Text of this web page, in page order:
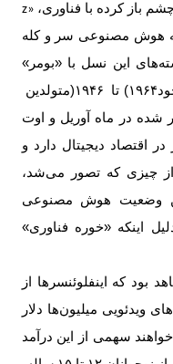
چشم باز کرده با فناوری،
هوش مصنوعی سر و کله
این نسل با «بومر»
(متولدین۱۹۴۶ تا ۱۹۶۴)
شده در ماه آوریل و اوت
اقتصاد دیجیتال دارد و
از چیزی که تصور می‌شد،
وضعیت هوش مصنوعی
اینکه «خوره فناوری»
بود که اینفلوئنسرها از
ویدئویی‌ میلیون‌ها دلار
سهمی از این درآمد